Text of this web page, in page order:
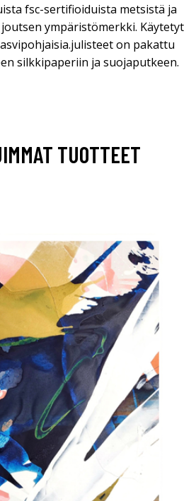
fsc-sertifioiduista metsistä ja
ympäristömerkki. Käytetyt
on pakattu
silkkipaperiin ja suojaputkeen.
TUOTTEET